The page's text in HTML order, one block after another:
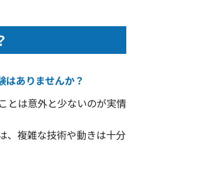
はありませんか？
とは意外と少ないのが実情
、複雑な技術や動きは十分